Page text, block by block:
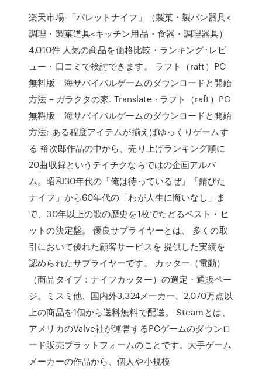
楽天市場-「パレットナイフ」（製菓・製パン器具<
調理・製菓道具<キッチン用品・食器・調理器具）
4,010件 人気の商品を価格比較・ランキング･レビ
ュー・口コミで検討できます。 ラフト（raft）PC
無料版｜海サバイバルゲームのダウンロードと開始
方法 – ガラクタの家. Translate · ラフト（raft）PC
無料版｜海サバイバルゲームのダウンロードと開始
方法; ある程度アイテムが揃えばゆっくりゲームす
る 裕次郎作品の中から、売り上げランキング順に
20曲収録というテイチクならではの企画アルバ
ム。昭和30年代の「俺は待っているぜ」「錆びた
ナイフ」から60年代の「わが人生に悔いなし」ま
で、30年以上の歌の歴史を1枚でたどるベスト・ヒ
ットの決定盤。 優良サプライヤーとは、 多くの取
引において優れた顧客サービスを 提供した実績を
認められたサプライヤーです。 カッター（電動）
（商品タイプ：ナイフカッター）の選定・通販ペー
ジ。ミスミ他、国内外3,324メーカー、2,070万点以
上の商品を1個から送料無料で配送。 Steamとは、
アメリカのValve社が運営するPCゲームのダウンロ
ード販売プラットフォームのことです。大手ゲーム
メーカーの作品から、個人や小規模